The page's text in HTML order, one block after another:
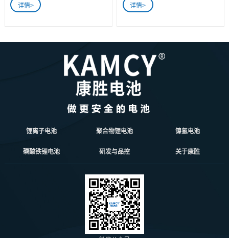
锂离子电池 聚合物锂电池 镍氢电池
磷酸铁锂电池 研发与品控 关于康胜